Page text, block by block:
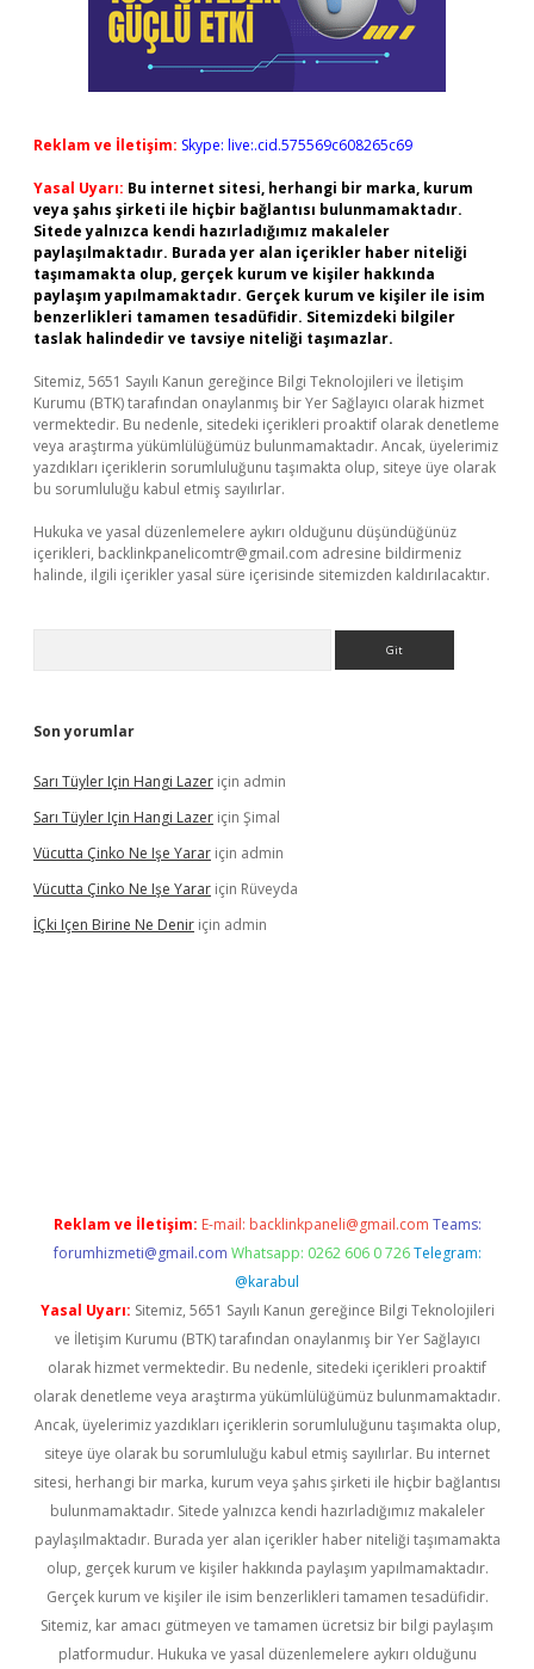
Reklam ve İletişim: Skype: live:.cid.575569c608265c69
Yasal Uyarı: Bu internet sitesi, herhangi bir marka, kurum
veya şahıs şirketi ile hiçbir bağlantısı bulunmamaktadır.
Sitede yalnızca kendi hazırladığımız makaleler
paylaşılmaktadır. Burada yer alan içerikler haber niteliği
taşımamakta olup, gerçek kurum ve kişiler hakkında
paylaşım yapılmamaktadır. Gerçek kurum ve kişiler ile isim
benzerlikleri tamamen tesadüfidir. Sitemizdeki bilgiler
taslak halindedir ve tavsiye niteliği taşımazlar.
Sitemiz, 5651 Sayılı Kanun gereğince Bilgi Teknolojileri ve İletişim
Kurumu (BTK) tarafından onaylanmış bir Yer Sağlayıcı olarak hizmet
vermektedir. Bu nedenle, sitedeki içerikleri proaktif olarak denetleme
veya araştırma yükümlülüğümüz bulunmamaktadır. Ancak, üyelerimiz
yazdıkları içeriklerin sorumluluğunu taşımakta olup, siteye üye olarak
bu sorumluluğu kabul etmiş sayılırlar.
Hukuka ve yasal düzenlemelere aykırı olduğunu düşündüğünüz
içerikleri, backlinkpanelicomtr@gmail.com adresine bildirmeniz
halinde, ilgili içerikler yasal süre içerisinde sitemizden kaldırılacaktır.
Son yorumlar
Sarı Tüyler Için Hangi Lazer için admin
Sarı Tüyler Için Hangi Lazer için Şimal
Vücutta Çinko Ne Işe Yarar için admin
Vücutta Çinko Ne Işe Yarar için Rüveyda
İÇki Içen Birine Ne Denir için admin
Reklam ve İletişim: E-mail: backlinkpaneli@gmail.com Teams:
forumhizmeti@gmail.com Whatsapp: 0262 606 0 726 Telegram:
@karabul
Yasal Uyarı: Sitemiz, 5651 Sayılı Kanun gereğince Bilgi Teknolojileri
ve İletişim Kurumu (BTK) tarafından onaylanmış bir Yer Sağlayıcı
olarak hizmet vermektedir. Bu nedenle, sitedeki içerikleri proaktif
olarak denetleme veya araştırma yükümlülüğümüz bulunmamaktadır.
Ancak, üyelerimiz yazdıkları içeriklerin sorumluluğunu taşımakta olup,
siteye üye olarak bu sorumluluğu kabul etmiş sayılırlar. Bu internet
sitesi, herhangi bir marka, kurum veya şahıs şirketi ile hiçbir bağlantısı
bulunmamaktadır. Sitede yalnızca kendi hazırladığımız makaleler
paylaşılmaktadır. Burada yer alan içerikler haber niteliği taşımamakta
olup, gerçek kurum ve kişiler hakkında paylaşım yapılmamaktadır.
Gerçek kurum ve kişiler ile isim benzerlikleri tamamen tesadüfidir.
Sitemiz, kar amacı gütmeyen ve tamamen ücretsiz bir bilgi paylaşım
platformudur. Hukuka ve yasal düzenlemelere aykırı olduğunu